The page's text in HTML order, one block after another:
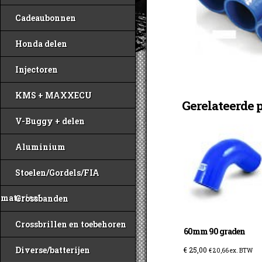
Cadeaubonnen
Honda delen
Injectoren
KMS + MAXXECU
V-Buggy + delen
Aluminium
Stoelen/Gordels/FIA
materiaal
Crossbanden
Crossbrillen en toebehoren
Diverse/batterijen
Gerelateerde
60mm 90 graden
€25,00 €20,66ex. BTW